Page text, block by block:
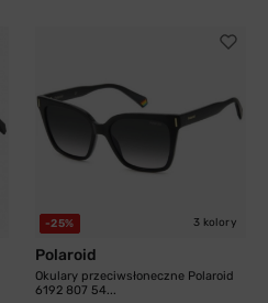
-25% 3 kolory
Polaroid
Okulary przeciwsłoneczne Polaroid
6192 807 54...